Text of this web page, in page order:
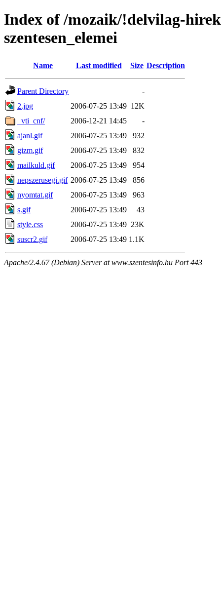
Index of /mozaik/!delvilag-
szentesen_elemei
Name Last modified Size Description
Parent Directory
-
2.jpg
2006-07-25 13:49 12K
_vti_cnf/
2006-12-21 14:45
-
ajanl.gif
2006-07-25 13:49
932
gizm.gif
2006-07-25 13:49
832
mailkuld.gif
2006-07-25 13:49
954
nepszerusegi.gif 2006-07-25 13:49
856
nyomtat.gif
2006-07-25 13:49
963
s.gif
2006-07-25 13:49
43
style.css
2006-07-25 13:49 23K
suscr2.gif
2006-07-25 13:49 1.1K
Apache/2.4.67 (Debian) Server at www.szentesinfo.hu Port 443